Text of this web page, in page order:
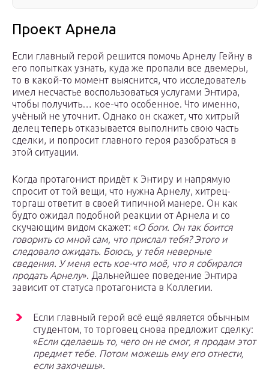
Проект Арнела
Если главный герой решится помочь Арнелу Гейну в
его попытках узнать, куда же пропали все двемеры,
то в какой-то момент выяснится, что исследователь
имел несчастье воспользоваться услугами Энтира,
чтобы получить… кое-что особенное. Что именно,
учёный не уточнит. Однако он скажет, что хитрый
делец теперь отказывается выполнить свою часть
сделки, и попросит главного героя разобраться в
этой ситуации.
Когда протагонист придёт к Энтиру и напрямую
спросит от той вещи, что нужна Арнелу, хитрец-
торгаш ответит в своей типичной манере. Он как
будто ожидал подобной реакции от Арнела и со
скучающим видом скажет: «О боги. Он так боится
говорить со мной сам, что прислал тебя? Этого и
следовало ожидать. Боюсь, у тебя неверные
сведения. У меня есть кое-что моё, что я собирался
продать Арнелу». Дальнейшее поведение Энтира
зависит от статуса протагониста в Коллегии.
Если главный герой всё ещё является обычным
студентом, то торговец снова предложит сделку:
«Если сделаешь то, чего он не смог, я продам этот
предмет тебе. Потом можешь ему его отнести,
если захочешь».